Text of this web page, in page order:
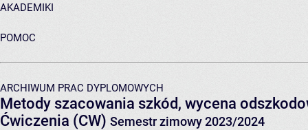
AKADEMIKI
POMOC
ARCHIWUM PRAC DYPLOMOWYCH
Metody szacowania szkód, wycena
Ćwiczenia (CW) Semestr zimowy 2023/2024